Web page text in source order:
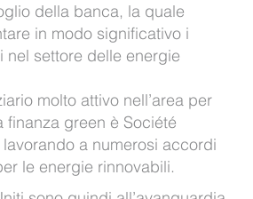
della banca, la quale
in modo significativo i
nel settore delle energie
molto attivo nell’area per
finanza green è Société
a numerosi accordi
le energie rinnovabili.